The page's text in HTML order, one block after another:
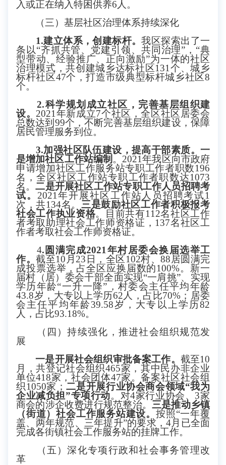
入或正在纳入特困供养6人 。
（三）基层社区治理体系持续深化
1.建立体系，创建标杆。我区探索出了一
条以“齐抓共管、党建引领、共同治理”，“典
型带动、经验推广、正向激励”为一体的社区
治理模式，共创建城乡达标社区131个、城乡
标杆社区47个，打造市级典型标杆城乡社区8
个。
2.科学规划成立社区，完善基层组织建
设。 2021 年新成立7个社区，全区社区居委会
总数达到 99个，不断完善基层组织建设，保障
居民管理服务到位。
3.加强社区队伍建设，提高干部素质。一
是增加社区工作站编制 。 2021年我区向市政府
申请增加社区工作服务站专职工作者职数196
名，全区社区工作站专职工作者职数达1073
名。二是开展社区工作站专职工作人员招聘考
试。 2021年开展社区工作站人员招聘考试1
次，共134名。 三是鼓励社区工作者积极报考
社会工作执业资格。 目前共有112名社区工作
者考取助理社会工作师资格证，137名社区工
作者考取社会工作师资格证。
4. 圆满完成2021 年村居委会换届选举工
作。 截至10月 23 日，全区 102村、 88 居圆满完
成投票选举，占全区应换届数的100%。新一
届村（居）委会干部全面实现“一肩挑”、实现
学历年龄“一升一降”，村委会主任平均年龄
43.8岁，大专以上学历62人，占比70%；居委
会主任平均年龄39.58岁，大专以上学历82
人，占比93.18%。
（四）持续强化，推进社会组织规范发
展
一是开展社会组织审批备案工作。 截至10
月，共登记社会组织465家，其中民办非企业
单位418家，社会团体47家。备案社区社会组
织1050家； 二是开展行业协会商会领域“我为
企业减负担”专项行动。对4家行业协会、3家
商会的涉企收费进行规范整治。 三是推动乡镇
（街道）社会工作服务站建设。按照“一年覆
盖、两年规范、三年提升”的要求，4月已全面
完成各街镇社会工作服务站的挂牌工作。
（五）深化专项行政和社会事务管理改
革